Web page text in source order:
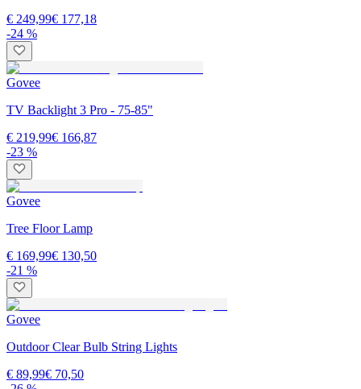
€ 249,99€ 177,18
-24 %
Govee
TV Backlight 3 Pro - 75-85"
€ 219,99€ 166,87
-23 %
Govee
Tree Floor Lamp
€ 169,99€ 130,50
-21 %
Govee
Outdoor Clear Bulb String Lights
€ 89,99€ 70,50